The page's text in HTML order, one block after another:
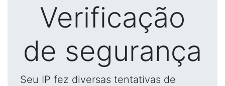
Verificação
de segurança
Seu IP fez diversas tentativas de